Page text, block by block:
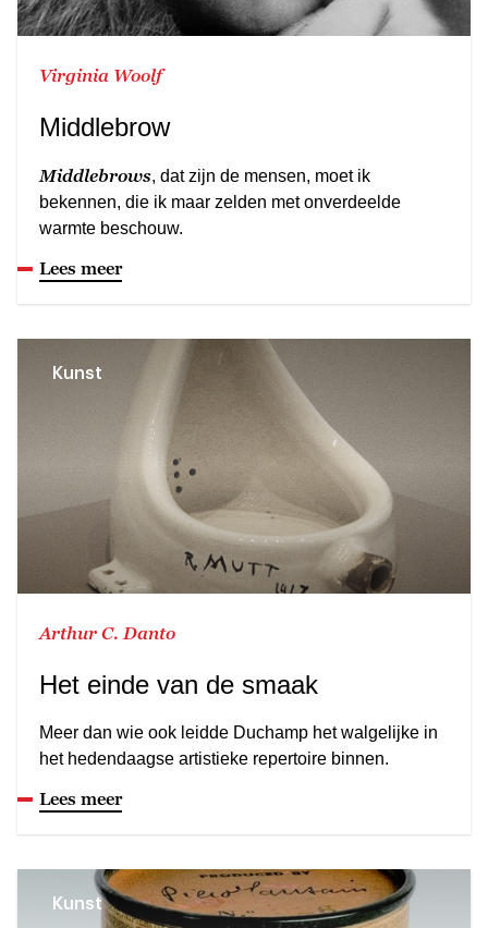
Virginia Woolf
Middlebrow
Middlebrows, dat zijn de mensen, moet ik
bekennen, die ik maar zelden met onverdeelde
warmte beschouw.
Lees meer
Kunst
Arthur C. Danto
Het einde van de smaak
Meer dan wie ook leidde Duchamp het walgelijke in
het hedendaagse artistieke repertoire binnen.
Lees meer
Kunst